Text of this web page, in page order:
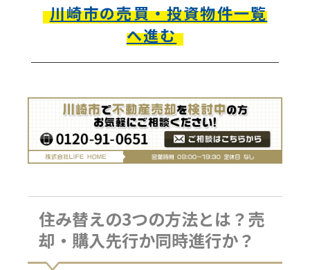
川崎市の売買・投資物件一覧
へ進む
住み替えの3つの方法とは？売
却・購入先行か同時進行か？